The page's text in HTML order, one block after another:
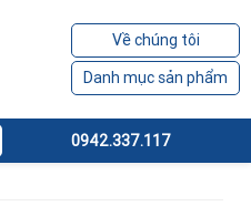
Về chúng tôi
Danh mục sản phẩm
0942.337.117